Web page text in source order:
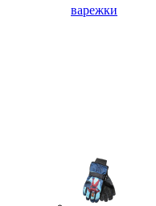
варежки